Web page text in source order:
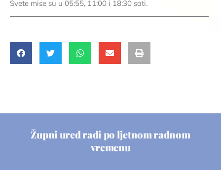
Svete mise su u 05:55, 11:00 i 18:30 sati.
Župni ured radi po ljetnom radnom
vremenu